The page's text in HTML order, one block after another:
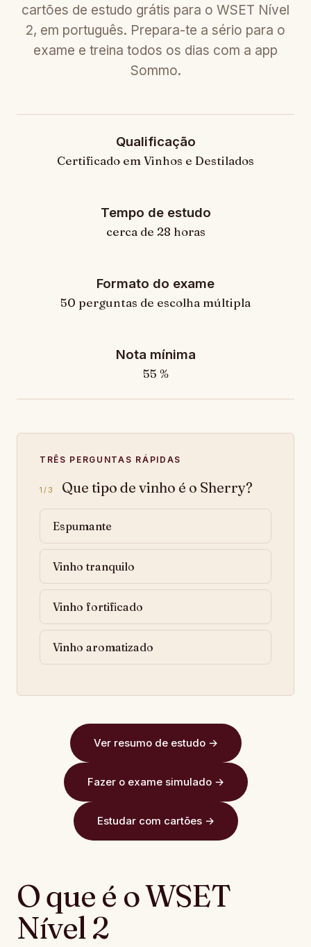
cartões de estudo grátis para o WSET Nível
2, em português. Prepara-te a sério para o
exame e treina todos os dias com a app
Sommo.
Qualificação
Certificado em Vinhos e Destilados
Tempo de estudo
cerca de 28 horas
Formato do exame
50 perguntas de escolha múltipla
Nota mínima
55 %
TRÊS PERGUNTAS RÁPIDAS
1/3 Que tipo de vinho é o Sherry?
Espumante
Vinho tranquilo
Vinho fortificado
Vinho aromatizado
Ver resumo de estudo →
Fazer o exame simulado →
Estudar com cartões →
O que é o WSET
Nível 2